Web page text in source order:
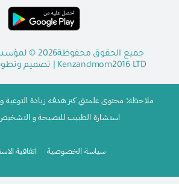
جميع الحقوق محفوظة2026 © لمؤسسة علمتني كنز -
Kenzandmom2016 LTD | تصميم
ملاحظة: محتوى علمتني كنز هدفه زيادة التوعية
استشارة الطبيب للنصيحة و
سياسة الخصوصية اتفاقية